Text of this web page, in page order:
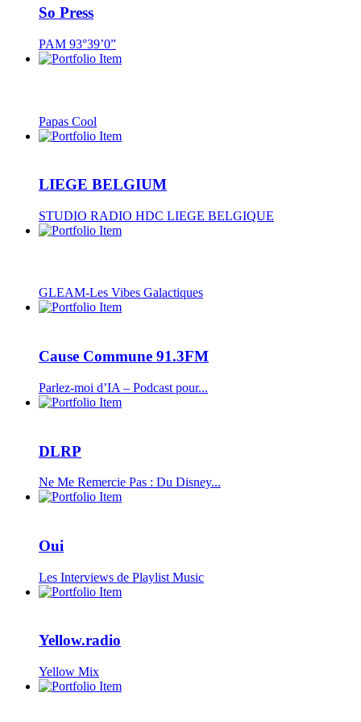
So Press
PAM 93°39’0”
Papas Cool
LIEGE BELGIUM
STUDIO RADIO HDC LIEGE BELGIQUE
GLEAM-Les Vibes Galactiques
Cause Commune 91.3FM
Parlez-moi d’IA – Podcast pour...
DLRP
Ne Me Remercie Pas : Du Disney...
Oui
Les Interviews de Playlist Music
Yellow.radio
Yellow Mix